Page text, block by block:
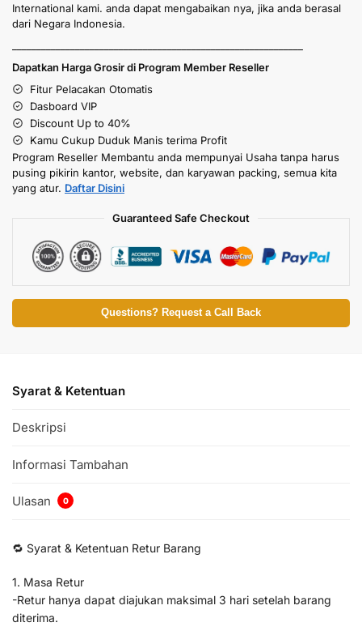
International kami. anda dapat mengabaikan nya, jika anda berasal
dari Negara Indonesia.
Dapatkan Harga Grosir di Program Member Reseller
Fitur Pelacakan Otomatis
Dasboard VIP
Discount Up to 40%
Kamu Cukup Duduk Manis terima Profit
Program Reseller Membantu anda mempunyai Usaha tanpa harus
pusing pikirin kantor, website, dan karyawan packing, semua kita
yang atur. Daftar Disini
Guaranteed Safe Checkout
Questions? Request a Call Back
Syarat & Ketentuan
Deskripsi
Informasi Tambahan
Ulasan 0
🔁 Syarat & Ketentuan Retur Barang
1. Masa Retur
-Retur hanya dapat diajukan maksimal 3 hari setelah barang
diterima.